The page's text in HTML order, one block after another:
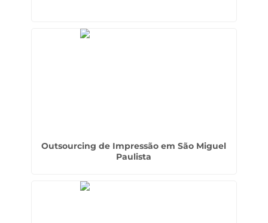
Outsourcing de Impressão em São Miguel
Paulista